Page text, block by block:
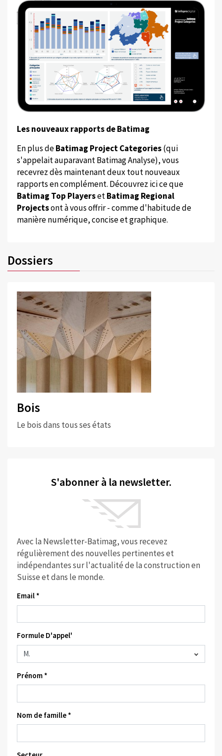
Les nouveaux rapports de Batimag
En plus deBatimag Project Categories(qui
s'appelait auparavant Batimag Analyse), vous
recevrez dès maintenant deux tout nouveaux
rapports en complément. Découvrez ici ce que
Batimag Top PlayersetBatimag Regional
Projectsont à vous offrir - comme d'habitude de
manière numérique, concise et graphique.
Dossiers
Bois
Le bois dans tous ses états
S'abonner à la newsletter.
Avec la Newsletter-Batimag, vous recevez
régulièrement des nouvelles pertinentes et
indépendantes sur l'actualité de la construction en
Suisse et dans le monde.
Email *
Formule D'appel'
Prénom *
Nom de famille *